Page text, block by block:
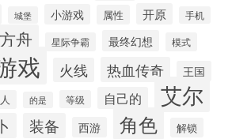
城堡 小游戏 属性 开原 手机
方舟 星际争霸 最终幻想 模式
戏 火线 热血传奇 王国
的是 等级 自己的 艾尔
装备 西游 角色 解锁